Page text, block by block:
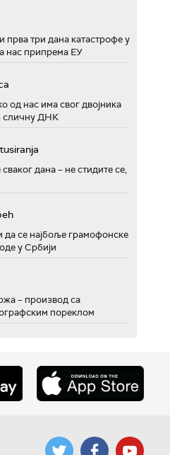
прва три дана катастрофе у
нас припрема ЕУ
од нас има свог двојника
сличну ДНК
дана – не стидите се,
да се најбоље грамофонске
у Србији
– производ са
пореклом